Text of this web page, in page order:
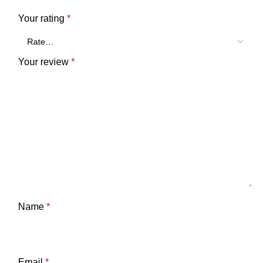
Your rating *
Your review *
Name *